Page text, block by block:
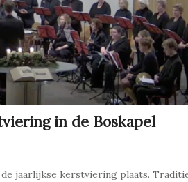
in de Boskapel
de jaarlijkse kerstviering plaats.